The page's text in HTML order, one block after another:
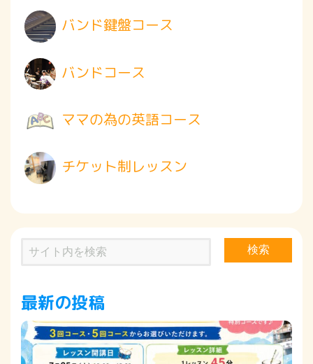
バンド鍵盤コース
バンドコース
ママの為の英語コース
チケット制レッスン
検索
最新の投稿